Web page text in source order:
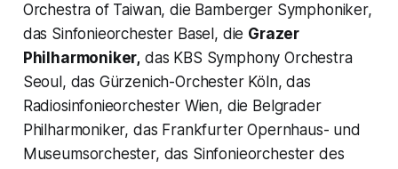
Orchestra of Taiwan, die Bamberger Symphoniker,
das Sinfonieorchester Basel, die Grazer
Philharmoniker, das KBS Symphony Orchestra
Seoul, das Gürzenich-Orchester Köln, das
Radiosinfonieorchester Wien, die Belgrader
Philharmoniker, das Frankfurter Opernhaus- und
Museumsorchester, das Sinfonieorchester des